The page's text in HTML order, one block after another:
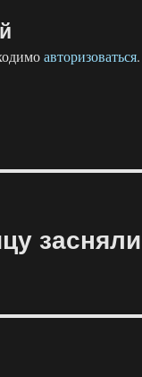
авторизоваться.